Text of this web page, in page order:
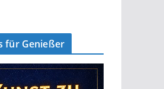
für Genießer